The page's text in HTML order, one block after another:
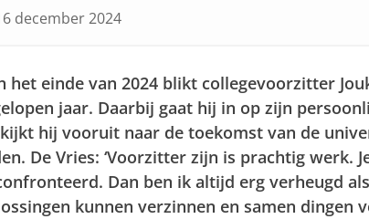
december 2024
het einde van 2024 blikt collegevoorzitter
jaar. Daarbij gaat hij in op zijn
hij vooruit naar de toekomst van de
De Vries: ‘Voorzitter zijn is prachtig werk.
Dan ben ik altijd erg verheugd
kunnen verzinnen en samen dingen